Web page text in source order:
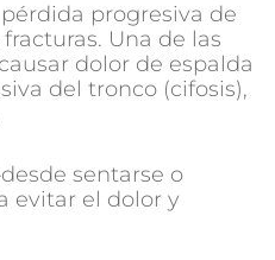
progresiva de
Una de las
dolor de espalda
del tronco (cifosis),
sentarse o
evitar el dolor y